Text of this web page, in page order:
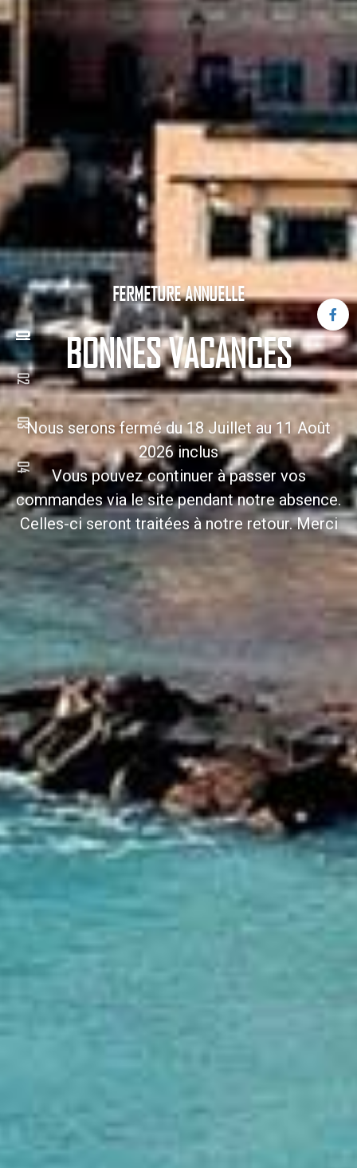
FERMETURE ANNUELLE
BONNES VACANCES
Nous serons fermé du 18 Juillet au 11 Août
2026 inclus
Vous pouvez continuer à passer vos
commandes via le site pendant notre absence.
Celles-ci seront traitées à notre retour. Merci